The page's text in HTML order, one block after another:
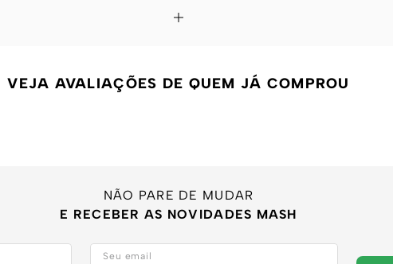
VEJA AVALIAÇÕES DE QUEM JÁ COMPROU
NÃO PARE DE MUDAR
E RECEBER AS NOVIDADES MASH